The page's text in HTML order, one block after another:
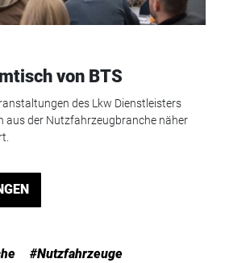
von BTS
des Lkw Dienstleisters
aus der Nutzfahrzeugbranche näher
#Nutzfahrzeuge